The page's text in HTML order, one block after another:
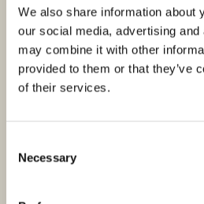
We also share information about
our social media, advertising
may combine it with other
provided to them or that they’ve
of their services.
Selection
Necessary